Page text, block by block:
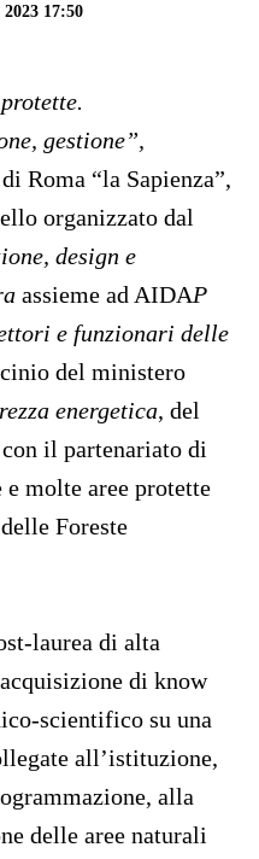
17:50
gestione”,
Roma “la Sapienza”,
organizzato dal
design e
assieme ad AIDAP
e funzionari delle
del ministero
energetica, del
il partenariato di
molte aree protette
Foreste
laurea di alta
di know
scientifico su una
all’istituzione,
alla
delle aree naturali